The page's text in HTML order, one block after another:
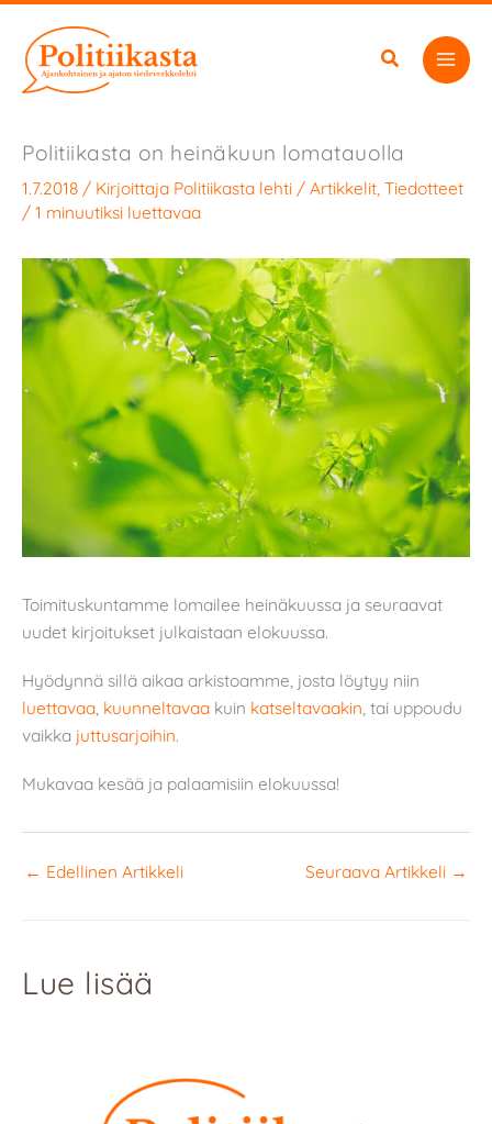
sisältöön
Politiikasta on heinäkuun lomatauolla
1.7.2018 / Kirjoittaja Politiikasta lehti / Artikkelit Tiedotteet
/ 1 minuutiksi luettavaa
Toimituskuntamme lomailee heinäkuussa ja seuraavat
uudet kirjoitukset julkaistaan elokuussa.
Hyödynnä sillä aikaa arkistoamme, josta löytyy niin
luettavaa kuunneltavaa kuin katseltavaakin , tai uppoudu
vaikka juttusarjoihin.
Mukavaa kesää ja palaamisiin elokuussa!
← Edellinen Artikkeli Seuraava Artikkeli →
Lue lisää